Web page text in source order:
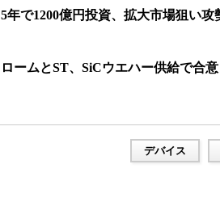
5年で1200億円投資、拡大市場狙い
ロームとST、SiCウエハー供給で合意
デバイス